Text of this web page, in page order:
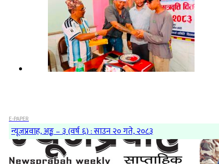
E-PAPER
न्यूजप्रवाह, अङ्क – ३ (वर्ष ६) : साउन २० गते, २०८३